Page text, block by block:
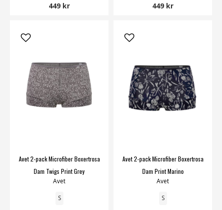
449 kr 449 kr
Avet 2-pack Microfiber Boxertrosa
Dam Twigs Print Grey
Avet
S
Avet 2-pack Microfiber Boxertrosa
Dam Print Marino
Avet
S